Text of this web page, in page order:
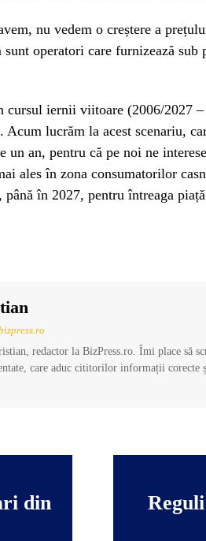
nu vedem o creștere a
operatori care furnizează sub
cursul iernii viitoare (2006/2027
lucrăm la acest scenariu,
un an, pentru că pe noi ne
ales în zona consumatorilor
în 2027, pentru întreaga
redactor la BizPress.ro. Îmi place să
care aduc cititorilor informații corecte
din